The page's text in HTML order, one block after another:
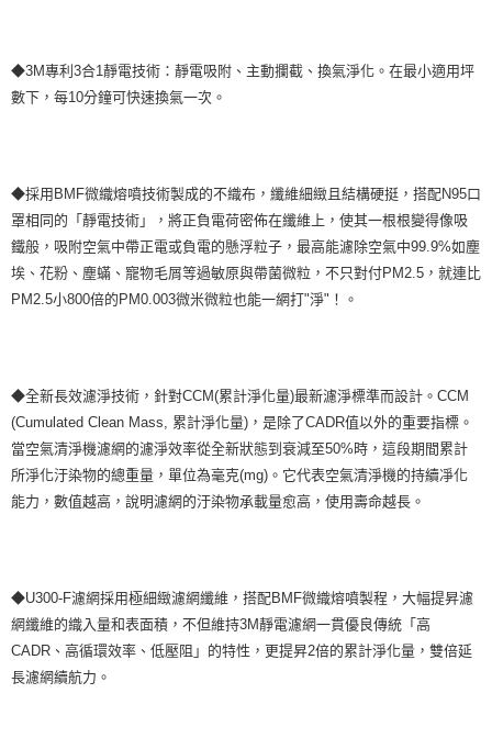
◆3M專利3合1靜電技術：靜電吸附、主動攔截、換氣淨化。在最小適用坪
數下，每10分鐘可快速換氣一次。
◆採用BMF微織熔噴技術製成的不織布，纖維細緻且結構硬挺，搭配N95口
罩相同的「靜電技術」，將正負電荷密佈在纖維上，使其一根根變得像吸
鐵般，吸附空氣中帶正電或負電的懸浮粒子，最高能濾除空氣中99.9%如塵
埃、花粉、塵蟎、寵物毛屑等過敏原與帶菌微粒，不只對付PM2.5，就連比
PM2.5小800倍的PM0.003微米微粒也能一網打"淨"！。
◆全新長效濾淨技術，針對CCM(累計淨化量)最新濾淨標準而設計。CCM
(Cumulated Clean Mass, 累計淨化量)，是除了CADR值以外的重要指標。
當空氣清淨機濾網的濾淨效率從全新狀態到衰減至50%時，這段期間累計
所淨化汙染物的總重量，單位為毫克(mg)。它代表空氣清淨機的持續凈化
能力，數值越高，說明濾網的汙染物承載量愈高，使用壽命越長。
◆U300-F濾網採用極細緻濾網纖維，搭配BMF微織熔噴製程，大幅提昇濾
網纖維的織入量和表面積，不但維持3M靜電濾網一貫優良傳統「高
CADR、高循環效率、低壓阻」的特性，更提昇2倍的累計淨化量，雙倍延
長濾網續航力。